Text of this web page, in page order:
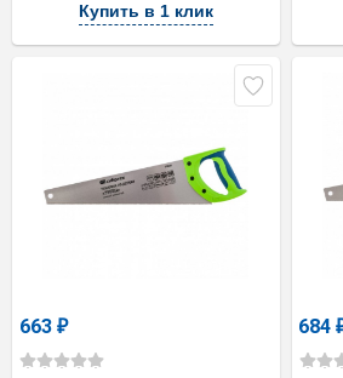
Купить в 1 клик
663 ₽ 684